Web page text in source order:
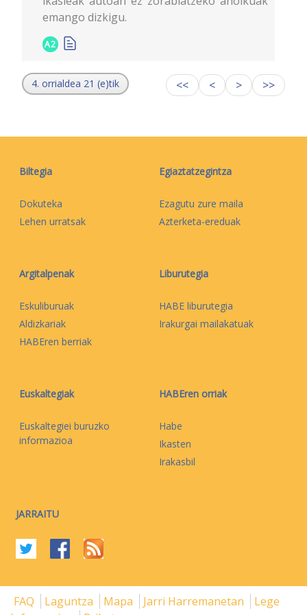
emango dizkigu.
A2
4. orrialdea 21 (e)tik << < > >>
Biltegia
Dokuteka
Lehen urratsak
Egiaztatzegintza
Ezagutu zure maila
Azterketa-ereduak
Argitalpenak
Eskuliburuak
Aldizkariak
HABEren berriak
Liburutegia
HABE liburutegia
Irakurgai mailakatuak
Euskaltegiak
Euskaltegiei buruzko
informazioa
HABEren orriak
Habe
Ikasten
Irakasbil
JARRAITU
FAQ Laguntza Mapa Jarri Harremanetan
Lege